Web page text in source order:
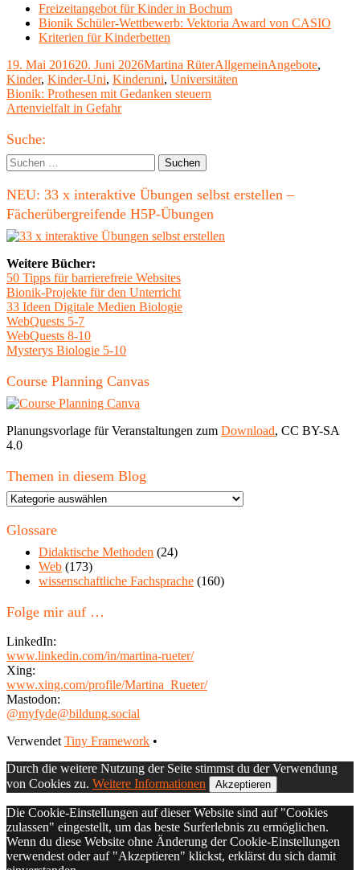
Freizeitangebot für Kinder in Bochum
Bionik Schüler-Wettbewerb: Vektoria Award von CASIO
Kriterien für Kinderbetten
Veröffentlicht
am
19. Mai 201620. Juni 2026Autor
Martina RüterKategorien
AllgemeinSchlagwörter
Angebote,
Kinder, Kinder-Uni, Kinderuni, Universitäten
Beitragsnavigation
Vorheriger
Beitrag:
Bionik: Prothesen mit Gedanken steuern
Nächster
Artenvielfalt in Gefahr
Haupt-
Seitenleiste
Suche:
Suchen
nach:
NEU: 33 x interaktive Übungen selbst erstellen –
Fächerübergreifende H5P-Übungen
Weitere Bücher:
50 Tipps für barrierefreie Websites
Bionik-Projekte für den Unterricht
33 Ideen Digitale Medien Biologie
WebQuests 5-7
WebQuests 8-10
Mysterys Biologie 5-10
Course Planning Canvas
Planungsvorlage für Veranstaltungen zum Download, CC BY-SA
4.0
Themen in diesem Blog
Themen
diesem
Glossare
Didaktische Methoden (24)
Web (173)
wissenschaftliche Fachsprache (160)
Folge mir auf …
LinkedIn:
www.linkedin.com/in/martina-rueter/
Xing:
www.xing.com/profile/Martina_Rueter/
Mastodon:
@myfyde@bildung.social
Footer
Inhalt
Verwendet Tiny Framework •
Durch die weitere Nutzung der Seite stimmst du der Verwendung
von Cookies zu. Weitere Informationen Akzeptieren
Die Cookie-Einstellungen auf dieser Website sind auf "Cookies
zulassen" eingestellt, um das beste Surferlebnis zu ermöglichen.
Wenn du diese Website ohne Änderung der Cookie-Einstellungen
verwendest oder auf "Akzeptieren" klickst, erklärst du sich damit